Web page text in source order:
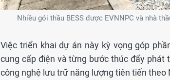
Nhiều gói thầu BESS được EVNNPC và nhà
Việc triển khai dự án này kỳ vọng góp
cung cấp điện và từng bước thúc đẩy phát
công nghệ lưu trữ năng lượng tiên tiến theo